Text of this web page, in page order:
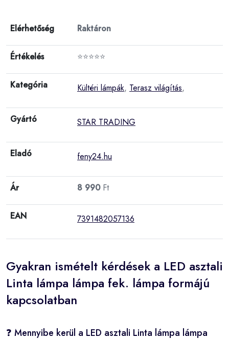
Elérhetőség Raktáron
Értékelés ⭐⭐⭐⭐⭐
Kategória Kültéri lámpák, Terasz világítás,
Gyártó STAR TRADING
Eladó feny24.hu
Ár 8 990Ft
EAN 7391482057136
Gyakran ismételt kérdések a LED asztali
Linta lámpa lámpa fek. lámpa formájú
kapcsolatban
❓ Mennyibe kerül a LED asztali Linta lámpa lámpa